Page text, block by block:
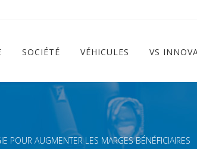
SOCIÉTÉ VÉHICULES VS
POUR AUGMENTER LES MARGES BÉNÉFICIAIRES